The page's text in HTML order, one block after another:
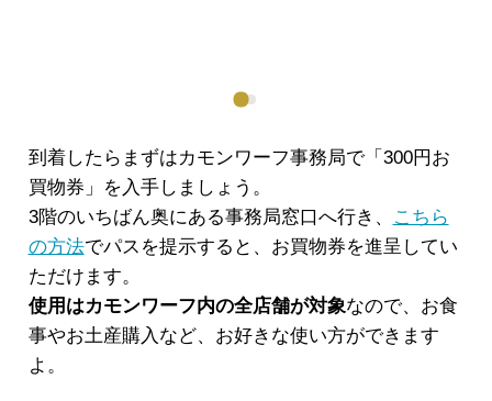
到着したらまずはカモンワーフ事務局で「300円お
買物券」を入手しましょう。
3階のいちばん奥にある事務局窓口へ行き、
こちら
の方法でパスを提示すると、お買物券を進呈してい
ただけます。
使用はカモンワーフ内の全店舗が対象なので、お食
事やお土産購入など、お好きな使い方ができます
よ。